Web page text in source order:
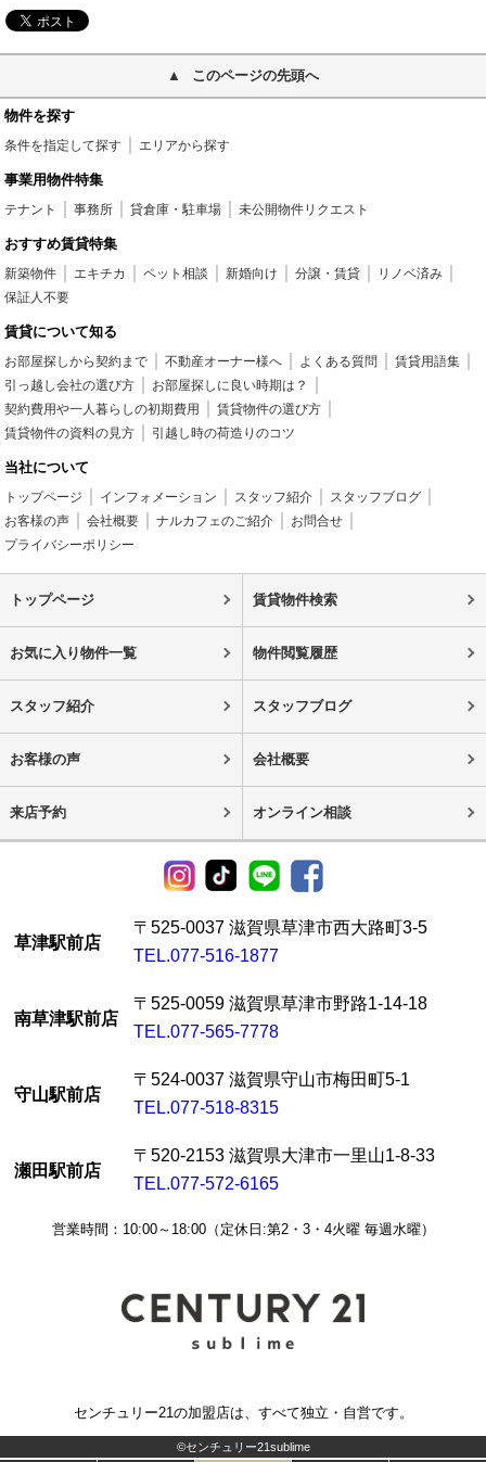
このページの先頭へ
物件を探す
条件を指定して探す エリアから探す
事業用物件特集
テナント 事務所 貸倉庫・駐車場 未公開物件リクエスト
おすすめ賃貸特集
新築物件 エキチカ ペット相談 新婚向け 分譲・賃貸
リノベ済み
保証人不要
賃貸について知る
お部屋探しから契約まで 不動産オーナー様へ よくある質問
賃貸用語集
引っ越し会社の選び方
お部屋探しに良い時期は？
契約費用や一人暮らしの初期費用
賃貸物件の選び方
賃貸物件の資料の見方
引越し時の荷造りのコツ
当社について
トップページ インフォメーション スタッフ紹介
スタッフブログ
お客様の声
会社概要 ナルカフェのご紹介
お問合せ
プライバシーポリシー
トップページ 賃貸物件検索
お気に入り物件一覧 物件閲覧履歴
スタッフ紹介 スタッフブログ
お客様の声 会社概要
来店予約 オンライン相談
草津駅前店
〒525-0037 滋賀県草津市西大路町3-5
TEL.077-516-1877
南草津駅前店
〒525-0059 滋賀県草津市野路1-14-18
TEL.077-565-7778
守山駅前店
〒524-0037 滋賀県守山市梅田町5-1
TEL.077-518-8315
瀬田駅前店
〒520-2153 滋賀県大津市一里山1-8-33
TEL.077-572-6165
営業時間：10:00～18:00（定休日:第2・3・4火曜 毎週水曜）
センチュリー21の加盟店は、すべて独立・自営です。
©センチュリー21sublime